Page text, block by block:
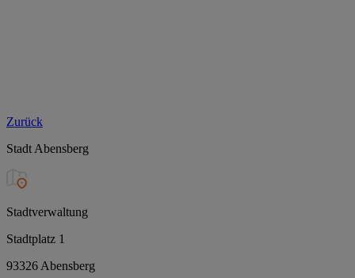
Zurück
Stadt Abensberg
Stadtverwaltung
Stadtplatz 1
93326 Abensberg